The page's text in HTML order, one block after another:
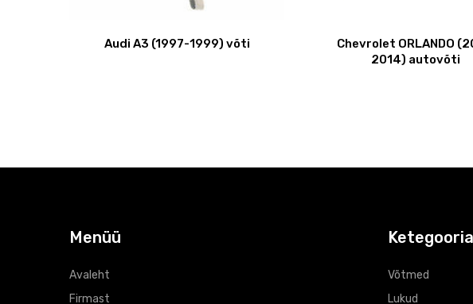
Audi A3 (1997-1999) võti
Chevrolet ORLANDO
2014) autovõti
Menüü
Avaleht
Firmast
Võtmed
Lukud